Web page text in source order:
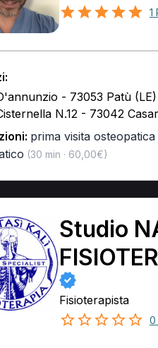
1
- 73053 Patù (LE)
N.12 - 73042
prima visita osteopatica
(30 min · 60,00€)
Studio
Fisioterapista
0